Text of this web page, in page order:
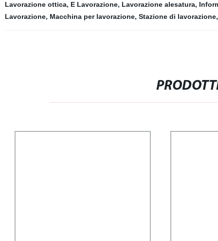
Lavorazione ottica, E Lavorazione, Lavorazione alesatura,
Lavorazione, Macchina per lavorazione, Stazione di lavorazione